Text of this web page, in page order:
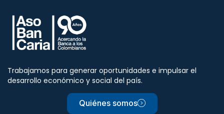
Trabajamos para generar oportunidades e impulsar el
desarrollo económico y social del país.
Quiénes somos